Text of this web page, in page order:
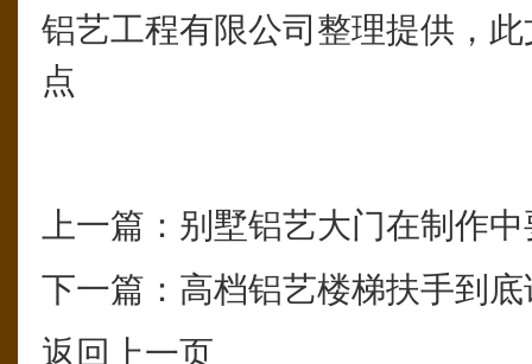
铝艺工程有限公司整理提供，
点
上一篇： 别墅铝艺大门在制作
下一篇： 高档铝艺楼梯扶手到
返回上一页